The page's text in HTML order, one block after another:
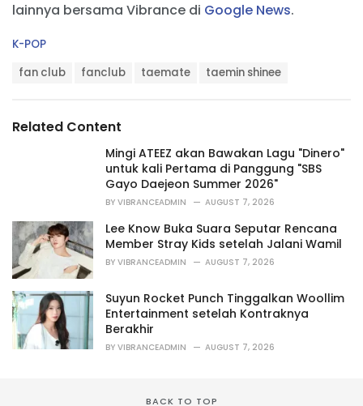
lainnya bersama Vibrance di Google News.
C
r
K-POP
:
fan club fanclub taemate taemin shinee
Related Content
Mingi ATEEZ akan Bawakan Lagu "Dinero"
untuk kali Pertama di Panggung "SBS
Gayo Daejeon Summer 2026"
BY VIBRANCEADMIN AUGUST 7, 2026
Lee Know Buka Suara Seputar Rencana
Member Stray Kids setelah Jalani Wamil
BY VIBRANCEADMIN AUGUST 7, 2026
Suyun Rocket Punch Tinggalkan Woollim
Entertainment setelah Kontraknya
Berakhir
BY VIBRANCEADMIN AUGUST 7, 2026
BACK TO TOP